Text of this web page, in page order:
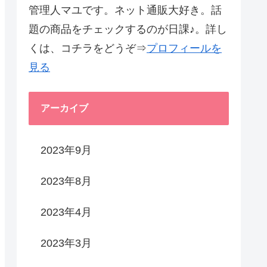
管理人マユです。ネット通販大好き。話
題の商品をチェックするのが日課♪。詳し
くは、コチラをどうぞ⇒プロフィールを
見る
アーカイブ
2023年9月
2023年8月
2023年4月
2023年3月